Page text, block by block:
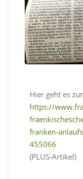
Hier geht es
https://
franken-
455066
(PLUS-Artikel)